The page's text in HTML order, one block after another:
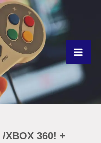
XBOX 360! +